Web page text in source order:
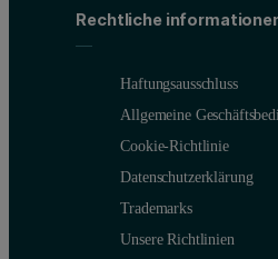
Rechtliche
Haftungsausschluss
Allgemeine
Cookie-Richtlinie
Datenschutzerklärung
Trademarks
Unsere Richtlinien